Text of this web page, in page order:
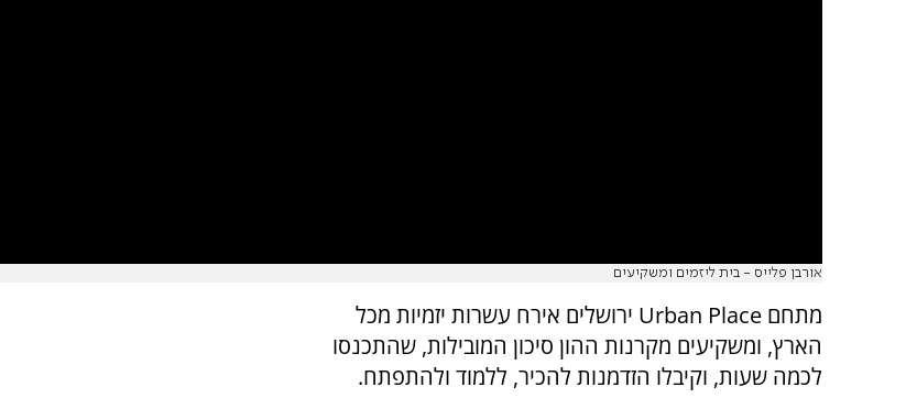
אורבן פלייס - בית ליזמים ומשקיעים
מתחם Urban Place ירושלים אירח עשרות יזמיות מכל
הארץ, ומשקיעים מקרנות ההון סיכון המובילות, שהתכנסו
לכמה שעות, וקיבלו הזדמנות להכיר, ללמוד ולהתפתח.